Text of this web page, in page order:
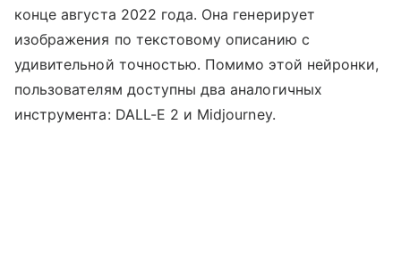
конце августа 2022 года. Она генерирует
изображения по текстовому описанию с
удивительной точностью. Помимо этой нейронки,
пользователям доступны два аналогичных
инструмента: DALL-E 2 и Midjourney.